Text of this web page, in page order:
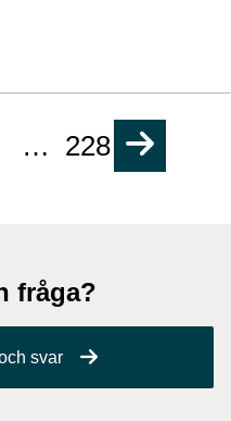
… 228
fråga?
svar